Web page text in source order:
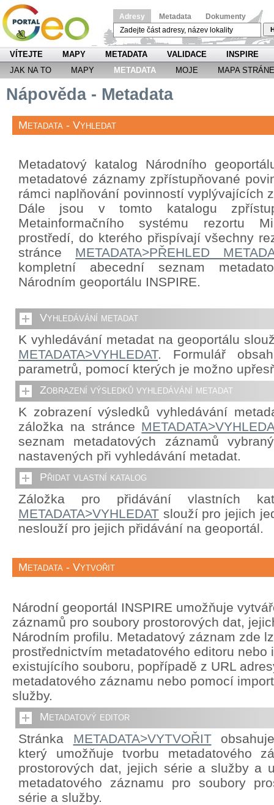
Adresy Metadata Dokumenty
VÍTEJTE MAPY METADATA VALIDACE
INSPIRE
JAK NA TO
MAPY METADATA MOJE MAPA
Nápověda - Metadata
Metadata - Vyhledat
Metadatový katalog Národního
metadatové záznamy zpřístupňované
rámci naplňování povinností vyplývajících
Dále jsou v tomto katalogu
Metainformačního systému rezortu
prostředí, do kterého přispívají všechny
stránce METADATA>PŘEHLED
kompletní abecední seznam
Národním geoportálu INSPIRE.
Vyhledávání metadat
K vyhledávání metadat na geoportálu
METADATA>VYHLEDAT. Formulář
parametrů, pomocí kterých je možno
Zobrazení výsledků vyhledávání metadat
K zobrazení výsledků vyhledávání
záložka na stránce
seznam metadatových záznamů
nastavených při vyhledávání metadat.
Přidat vlastní katalog
Záložka pro přidávání vlastních
METADATA>VYHLEDAT slouží pro jejich
neslouží pro jejich přidávání na geoportál.
Metadata - Vytvořit
Národní geoportál INSPIRE umožňuje
záznamů pro soubory prostorových dat,
Národním profilu. Metadatový záznam zde
prostřednictvím metadatového editoru nebo
existujícího souboru, popřípadě z URL
metadatového záznamu nebo pomocí
služby.
Metadatový editor
Stránka METADATA>VYTVOŘIT
který umožňuje tvorbu metadatového
prostorových dat, jejich série a služby a
metadatového záznamu pro soubory
série a služby.